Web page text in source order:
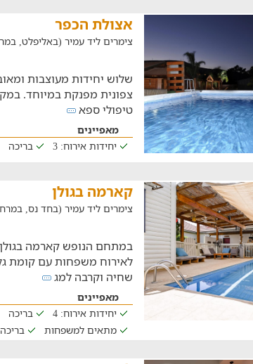
אצולת הכפר
צימרים ליד עמיר (באליפלט, במרחק
שלוש יחידות מעוצבות
צפונית מפנקת במיוחד.
טיפולי ספא
מאפיינים
יחידות אירוח: 3
בריכה
קארמה בגולן
צימרים ליד עמיר (בחד נס, במרחק של
במתחם הנופש קארמה
לאירוח משפחות עם קומת
שחיה וקרבה למג
מאפיינים
יחידות אירוח: 4
בריכה
מתאים למשפחות